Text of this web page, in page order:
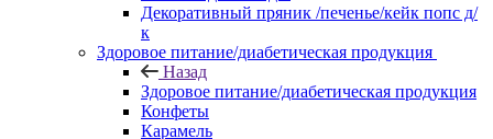
Декоративный пряник /печенье/кейк попс д/
к
Здоровое питание/диабетическая продукция
Назад
Здоровое питание/диабетическая продукция
Конфеты
Карамель